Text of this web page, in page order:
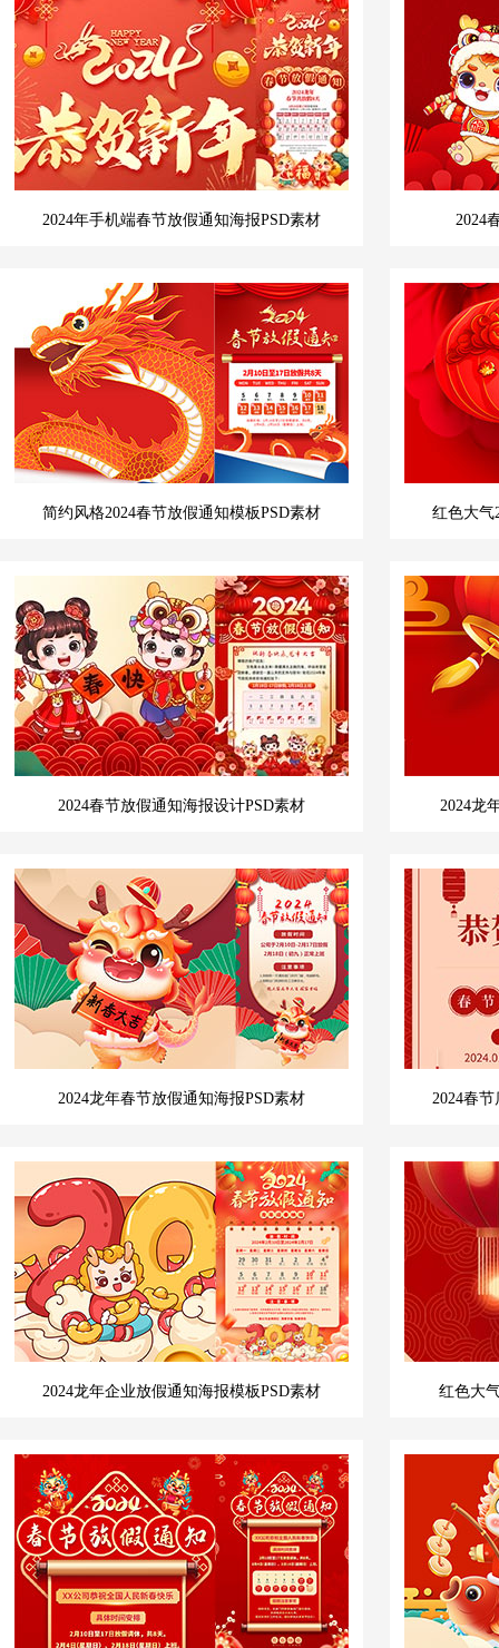
2024年手机端春节放假通知海报PSD素材 2024
简约风格2024春节放假通知模板PSD素材 红色大气
2024春节放假通知海报设计PSD素材 2024龙
2024龙年春节放假通知海报PSD素材 2024春
2024龙年企业放假通知海报模板PSD素材 红色大